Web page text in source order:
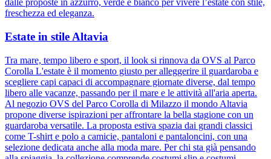
dalle proposte in azzurro, verde e bianco per vivere l’estate con stile,
freschezza ed eleganza.
Estate in stile Altavia
Tra mare, tempo libero e sport, il look si rinnova da OVS al Parco
Corolla L'estate è il momento giusto per alleggerire il guardaroba e
scegliere capi capaci di accompagnare giornate diverse, dal tempo
libero alle vacanze, passando per il mare e le attività all'aria aperta.
Al negozio OVS del Parco Corolla di Milazzo il mondo Altavia
propone diverse ispirazioni per affrontare la bella stagione con un
guardaroba versatile. La proposta estiva spazia dai grandi classici
come T-shirt e polo a camicie, pantaloni e pantaloncini, con una
selezione dedicata anche alla moda mare. Per chi sta già pensando